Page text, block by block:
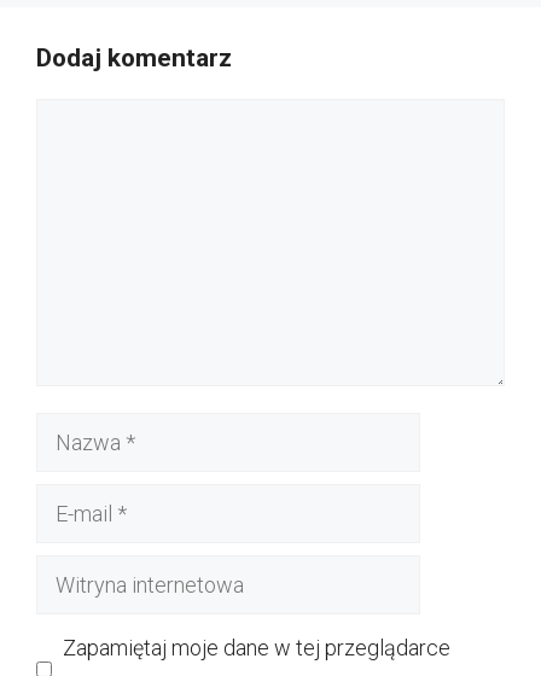
Dodaj komentarz
Nazwa
Witryna
Zapamiętaj moje dane w tej przeglądarce